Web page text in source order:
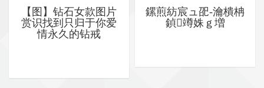
【图】钻石女款图片
赏识找到只归于你爱
情永久的钻戒
鏍煎紡宸ュ巶-瀹樻柟
鍞竴姝ｇ増